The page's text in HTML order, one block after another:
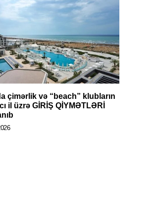
çimərlik və “beach” klubların
il üzrə GİRİŞ QİYMƏTLƏRİ